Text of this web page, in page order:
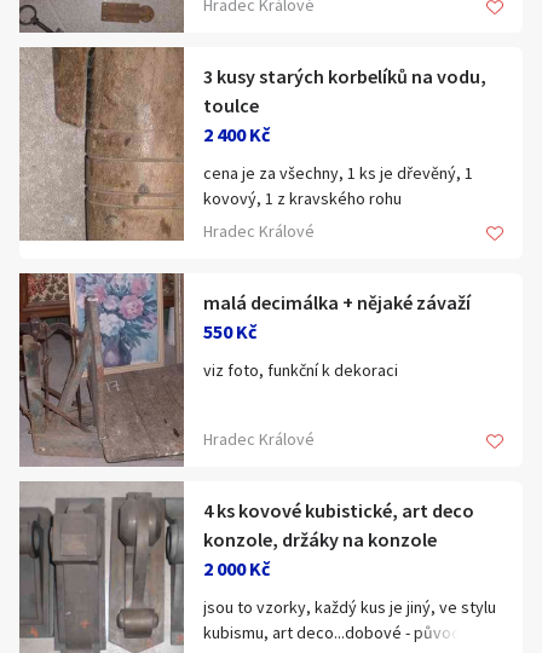
Hradec Králové
3 kusy starých korbelíků na vodu,
toulce
2 400 Kč
cena je za všechny, 1 ks je dřevěný, 1
kovový, 1 z kravského rohu
Hradec Králové
malá decimálka + nějaké závaží
550 Kč
viz foto, funkční k dekoraci
Hradec Králové
4 ks kovové kubistické, art deco
konzole, držáky na konzole
2 000 Kč
jsou to vzorky, každý kus je jiný, ve stylu
kubismu, art deco...dobové - původní